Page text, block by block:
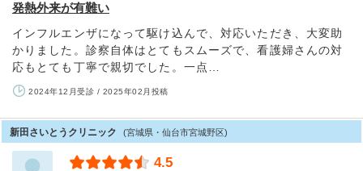
発熱外来が有難い
インフルエンザになって駆け込んで、対応いただき、大変助
かりました。診察自体はとてもスムーズで、看護婦さんの対
応もとても丁寧で親切でした。一点…
2024年12月受診 / 2025年02月投稿
新田さいとうクリニック (宮城県・仙台市宮城野区)
4.5